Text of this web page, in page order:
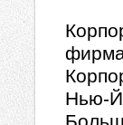
Нью-